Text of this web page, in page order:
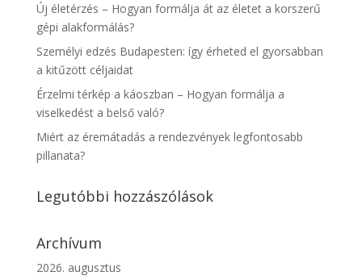
Új életérzés – Hogyan formálja át az életet a korszerű
gépi alakformálás?
Személyi edzés Budapesten: így érheted el gyorsabban
a kitűzött céljaidat
Érzelmi térkép a káoszban – Hogyan formálja a
viselkedést a belső való?
Miért az éremátadás a rendezvények legfontosabb
pillanata?
Legutóbbi hozzászólások
Archívum
2026. augusztus